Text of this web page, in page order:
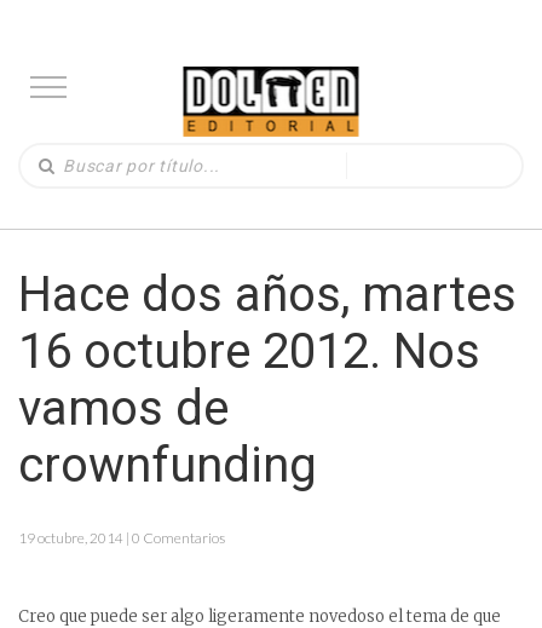
Hace dos años, martes
16 octubre 2012. Nos
vamos de
crownfunding
19 octubre, 2014 | 0 Comentarios
Creo que puede ser algo ligeramente novedoso el tema de que